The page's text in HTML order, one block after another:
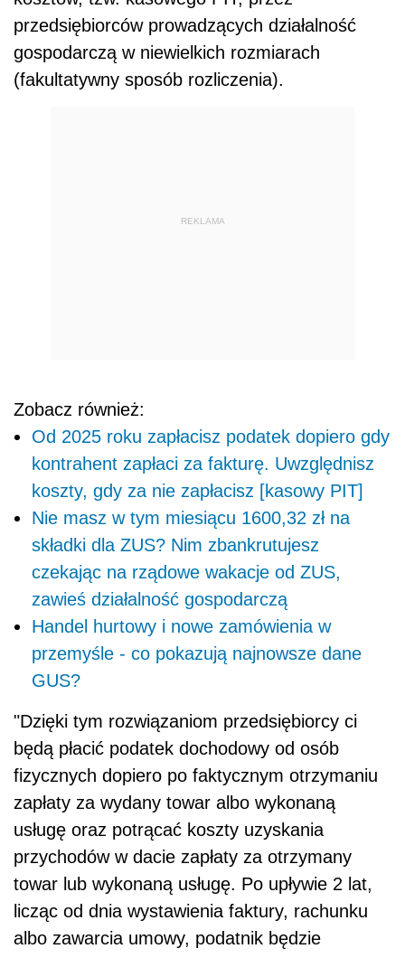
przedsiębiorców prowadzących działalność
gospodarczą w niewielkich rozmiarach
(fakultatywny sposób rozliczenia).
REKLAMA
Zobacz również:
Od 2025 roku zapłacisz podatek dopiero gdy
kontrahent zapłaci za fakturę. Uwzględnisz
koszty, gdy za nie zapłacisz [kasowy PIT]
Nie masz w tym miesiącu 1600,32 zł na
składki dla ZUS? Nim zbankrutujesz
czekając na rządowe wakacje od ZUS,
zawieś działalność gospodarczą
Handel hurtowy i nowe zamówienia w
przemyśle - co pokazują najnowsze dane
GUS?
"Dzięki tym rozwiązaniom przedsiębiorcy ci
będą płacić podatek dochodowy od osób
fizycznych dopiero po faktycznym otrzymaniu
zapłaty za wydany towar albo wykonaną
usługę oraz potrącać koszty uzyskania
przychodów w dacie zapłaty za otrzymany
towar lub wykonaną usługę. Po upływie 2 lat,
licząc od dnia wystawienia faktury, rachunku
albo zawarcia umowy, podatnik będzie